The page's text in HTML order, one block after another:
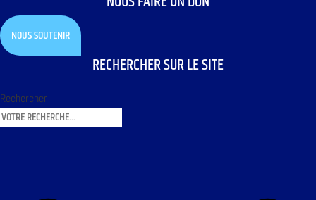
NOUS SOUTENIR
RECHERCHER SUR LE SITE
Rechercher